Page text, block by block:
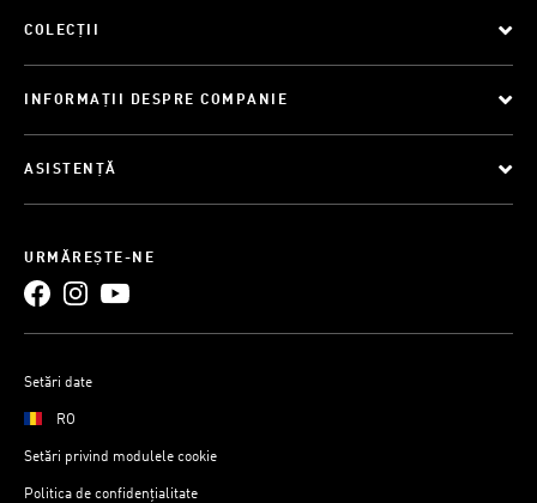
COLECȚII
INFORMAȚII DESPRE COMPANIE
ASISTENȚĂ
URMĂREȘTE-NE
Setări date
RO
Setări privind modulele cookie
Politica de confidențialitate